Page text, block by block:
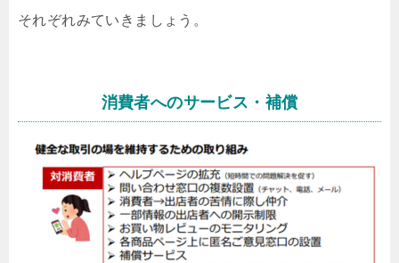
それぞれみていきましょう。
消費者へのサービス・補償